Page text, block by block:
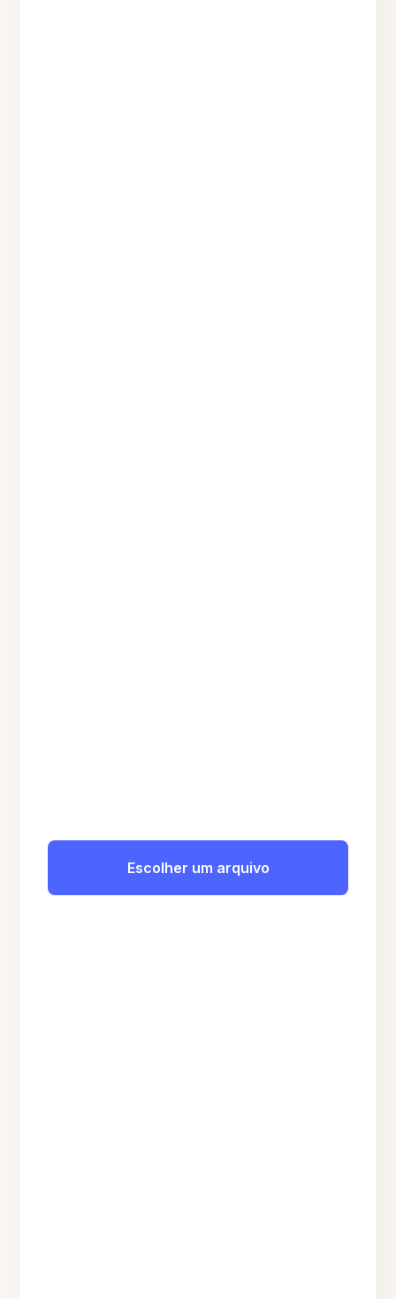
Escolher um arquivo